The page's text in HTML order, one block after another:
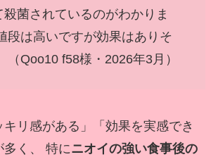
殺菌されているのがわかりま
段は高いですが効果はありそ
（Qoo10 f58様・2026年3月）
リ感がある」「効果を実感でき
多く、 特にニオイの強い食事後の